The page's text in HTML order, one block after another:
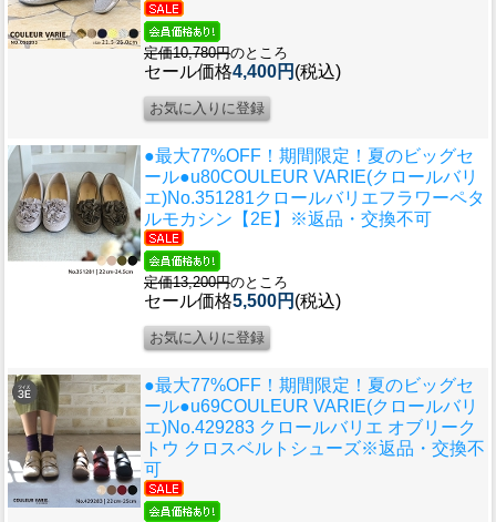
定価10,780円のところ
セール価格4,400円 (税込)
●最大77%OFF！期間限定！夏のビッグセ
ール●u80COULEUR VARIE(クロールバリ
エ)No.351281クロールバリエフラワーペタ
ルモカシン【2E】※返品・交換不可
定価13,200円のところ
セール価格5,500円 (税込)
●最大77%OFF！期間限定！夏のビッグセ
ール●u69COULEUR VARIE(クロールバリ
エ)No.429283 クロールバリエ オブリーク
トウ クロスベルトシューズ※返品・交換不
可